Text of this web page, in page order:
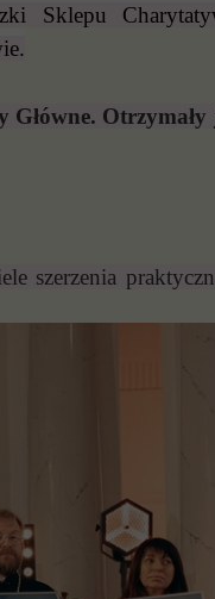
Sklepu
Otrzymały
szerzenia